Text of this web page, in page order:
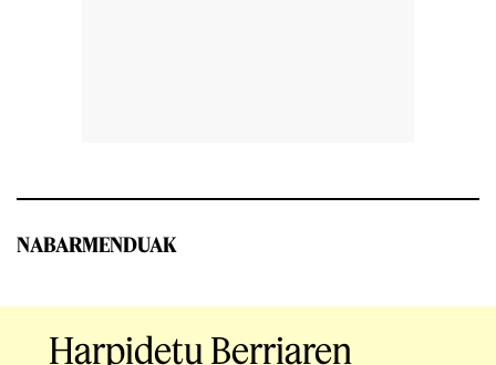
NABARMENDUAK
Harpidetu Berriaren